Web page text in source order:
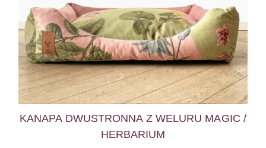
KANAPA DWUSTRONNA Z WELURU MAGIC /
HERBARIUM